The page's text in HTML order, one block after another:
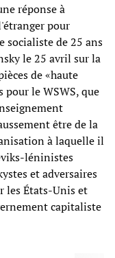
réponse à
pour
de 25 ans
le 25 avril sur la
de «haute
le WSWS, que
être de la
à laquelle il
léninistes
et adversaires
les États-Unis et
capitaliste